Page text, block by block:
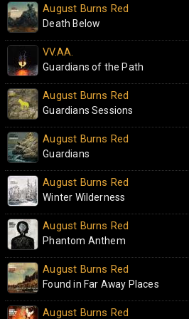
August Burns Red
Death Below
VV.AA.
Guardians of the Path
August Burns Red
Guardians Sessions
August Burns Red
Guardians
August Burns Red
Winter Wilderness
August Burns Red
Phantom Anthem
August Burns Red
Found in Far Away Places
August Burns Red